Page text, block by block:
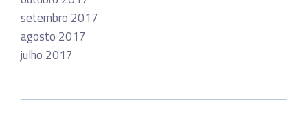
setembro 2017
agosto 2017
julho 2017